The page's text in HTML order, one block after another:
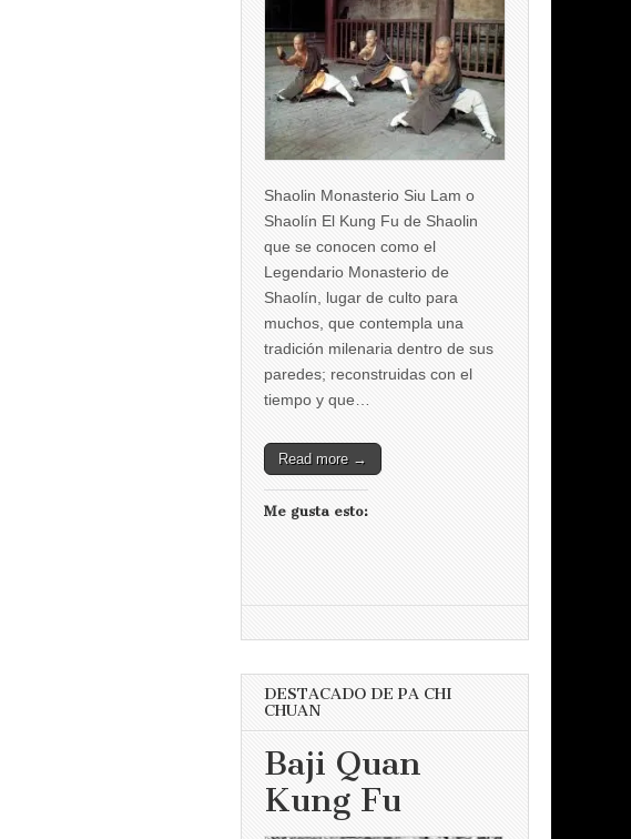
Shaolin Monasterio Siu Lam o
Shaolín El Kung Fu de Shaolin
que se conocen como el
Legendario Monasterio de
Shaolín, lugar de culto para
muchos, que contempla una
tradición milenaria dentro de sus
paredes; reconstruidas con el
tiempo y que…
Read more →
Me gusta esto:
DESTACADO DE PA CHI
CHUAN
Baji Quan
Kung Fu